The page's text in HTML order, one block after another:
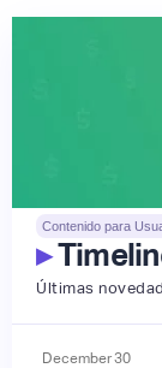
Contenido para
▸
Últimas
December30